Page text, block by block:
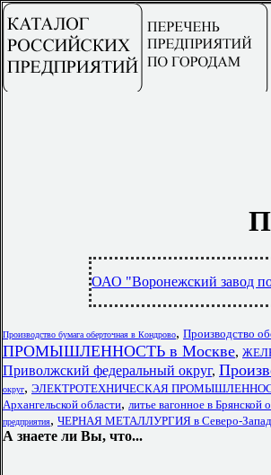
ОАО "Воронежский завод
Производство бумага оберточная в Кондрово, Производство
ПРОМЫШЛЕННОСТЬ в Москве,
Приволжский федеральный округ,
округ, ЭЛЕКТРОТЕХНИЧЕСКАЯ
Архангельской области, литье вагонное в Брянской
предприятия, ЧЕРНАЯ МЕТАЛЛУРГИЯ в Северо-
А знаете ли Вы, что...